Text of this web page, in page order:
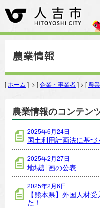
農業情報
[ ホーム ] > [企業・事業者] > [ 農
農業情報のコンテン
2025年6月24日
国土利用計画法に基
2025年2月27日
地域計画の公表
2025年2月6日
【熊本県】外国人材
た！